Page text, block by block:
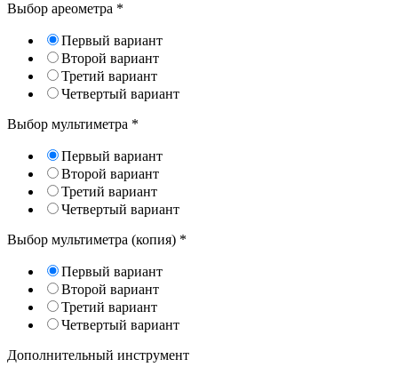
Выбор ареометра *
Первый вариант
Второй вариант
Третий вариант
Четвертый вариант
Выбор мультиметра *
Первый вариант
Второй вариант
Третий вариант
Четвертый вариант
Выбор мультиметра (копия) *
Первый вариант
Второй вариант
Третий вариант
Четвертый вариант
Дополнительный инструмент